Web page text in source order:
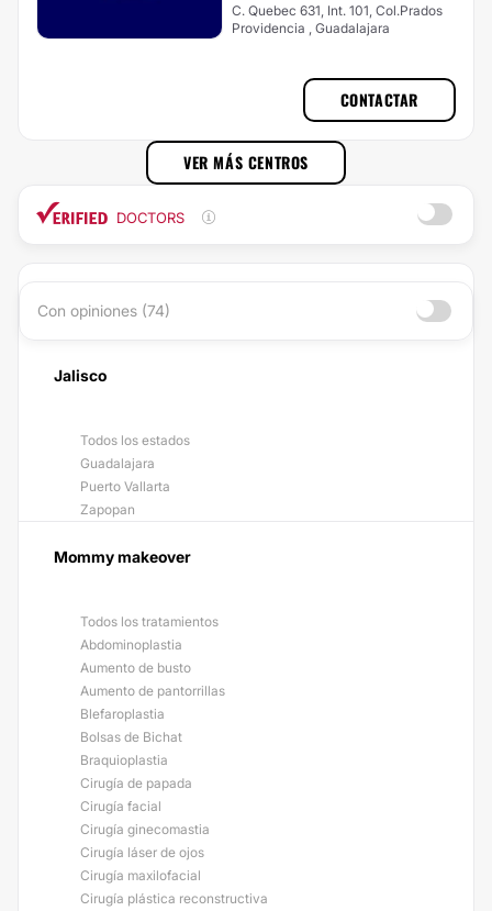
C. Quebec 631, Int. 101, Col.Prados
Providencia , Guadalajara
CONTACTAR
VER MÁS CENTROS
DOCTORS
Con opiniones (74)
Jalisco
Todos los estados
Guadalajara
Puerto Vallarta
Zapopan
Mommy makeover
Todos los tratamientos
Abdominoplastia
Aumento de busto
Aumento de pantorrillas
Blefaroplastia
Bolsas de Bichat
Braquioplastia
Cirugía de papada
Cirugía facial
Cirugía ginecomastia
Cirugía láser de ojos
Cirugía maxilofacial
Cirugía plástica reconstructiva